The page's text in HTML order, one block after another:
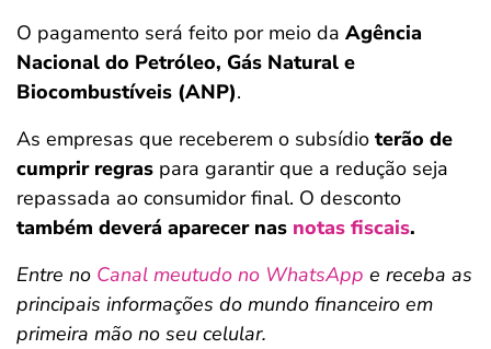
O pagamento será feito por meio da Agência
Nacional do Petróleo, Gás Natural e
Biocombustíveis (ANP).
As empresas que receberem o subsídio terão de
cumprir regras para garantir que a redução seja
repassada ao consumidor final. O desconto
também deverá aparecer nas notas fiscais.
Entre no Canal meutudo no WhatsApp e receba as
principais informações do mundo financeiro em
primeira mão no seu celular.